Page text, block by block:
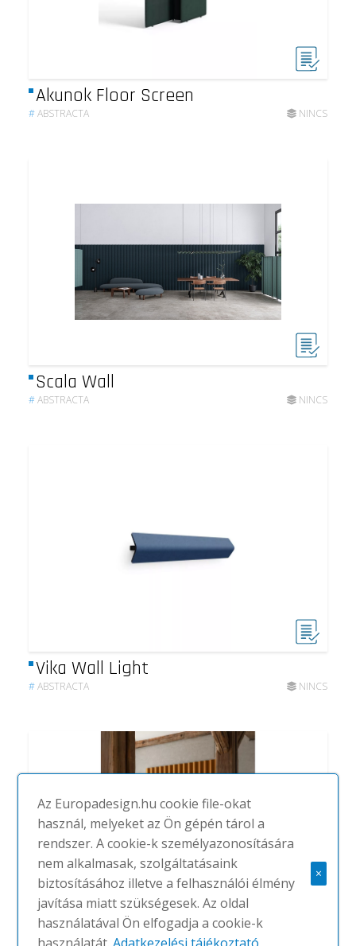
Akunok Floor Screen
#ABSTRACTA NINCS
Scala Wall
#ABSTRACTA NINCS
Vika Wall Light
#ABSTRACTA NINCS
Az Europadesign.hu cookie file-okat
használ, melyeket az Ön gépén tárol a
rendszer. A cookie-k személyazonosítására
nem alkalmasak, szolgáltatásaink
biztosításához illetve a felhasználói élmény
javítása miatt szükségesek. Az oldal
használatával Ön elfogadja a cookie-k
×